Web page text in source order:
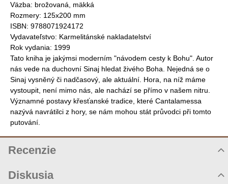
Väzba: brožovaná, mäkká
Rozmery: 125x200 mm
ISBN: 9788071924172
Vydavateľstvo: Karmelitánské nakladatelství
Rok vydania: 1999
Tato kniha je jakýmsi moderním "návodem cesty k Bohu". Autor
nás vede na duchovní Sinaj hledat živého Boha. Nejedná se o
Sinaj vysněný či nadčasový, ale aktuální. Hora, na níž máme
vystoupit, není mimo nás, ale nachází se přímo v našem nitru.
Významné postavy křesťanské tradice, které Cantalamessa
nazývá navrátilci z hory, se nám mohou stát průvodci při tomto
putování.
Recenzie
Diskusia